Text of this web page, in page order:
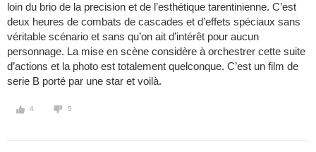
loin du brio de la precision et de l’esthétique tarentinienne. C’est
deux heures de combats de cascades et d’effets spéciaux sans
véritable scénario et sans qu’on ait d’intérêt pour aucun
personnage. La mise en scène considère à orchestrer cette suite
d’actions et la photo est totalement quelconque. C’est un film de
serie B porté par une star et voilà.
4 5